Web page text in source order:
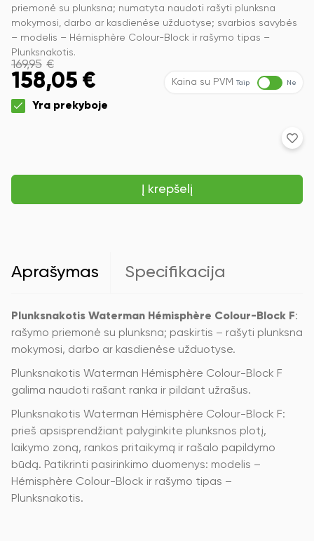
priemonė su plunksna; numatyta naudoti rašyti plunksna
mokymosi, darbo ar kasdienėse užduotyse; svarbios savybės
– modelis – Hémisphère Colour-Block ir rašymo tipas –
Plunksnakotis.
169,95 €
158,05 € Kaina su PVM Taip Ne
Yra prekyboje
Waterman
Colour-
Į krepšelį
Aprašymas Specifikacija
Plunksnakotis Waterman Hémisphère Colour-Block F:
rašymo priemonė su plunksna; paskirtis – rašyti plunksna
mokymosi, darbo ar kasdienėse užduotyse.
Plunksnakotis Waterman Hémisphère Colour-Block F
galima naudoti rašant ranka ir pildant užrašus.
Plunksnakotis Waterman Hémisphère Colour-Block F:
prieš apsisprendžiant palyginkite plunksnos plotį,
laikymo zoną, rankos pritaikymą ir rašalo papildymo
būdą. Patikrinti pasirinkimo duomenys: modelis –
Hémisphère Colour-Block ir rašymo tipas –
Plunksnakotis.